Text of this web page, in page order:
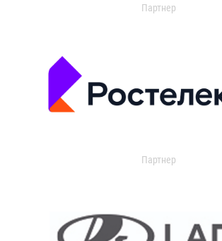
Партнер
Партнер